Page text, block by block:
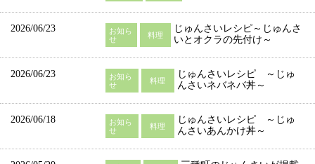
2026/06/23
お知ら
せ
料理
じゅんさいレシピ～じゅんさ
いとオクラの先付け～
2026/06/23
お知ら
せ
料理
じゅんさいレシピ ～じゅ
んさいネバネバ丼～
2026/06/18
お知ら
せ
料理
じゅんさいレシピ ～じゅ
んさいあんかけ丼～